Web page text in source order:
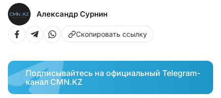
Александр Сурнин
Скопировать ссылку
Подписывайтесь на официальный Telegram-
канал CMN.KZ